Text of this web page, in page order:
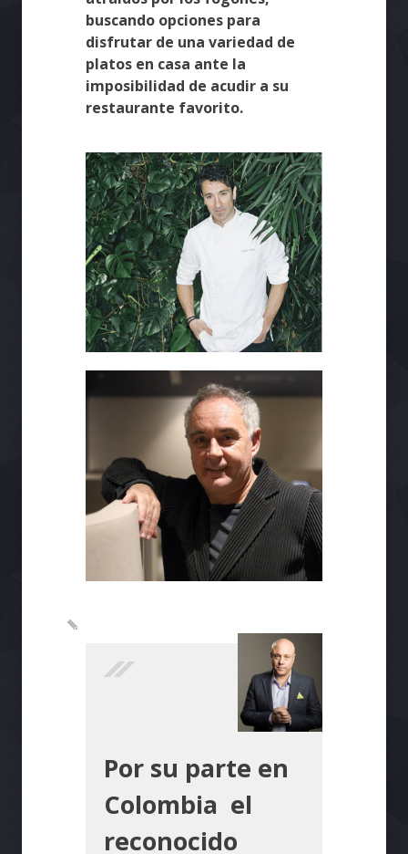
buscando opciones para
disfrutar de una variedad de
platos en casa ante la
imposibilidad de acudir a su
restaurante favorito.
Por su parte en
Colombia el
reconocido